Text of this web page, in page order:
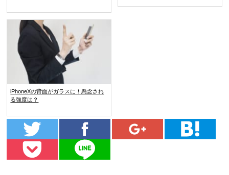
iPhoneXの背面がガラスに！懸念され
る強度は？